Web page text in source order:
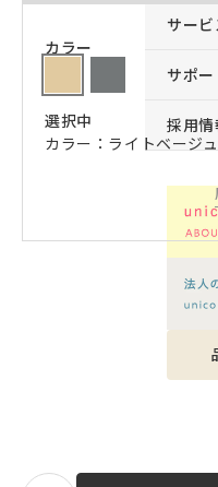
サービ
サポー
採用情
カラー
選択中
カラー：ライトベージュ